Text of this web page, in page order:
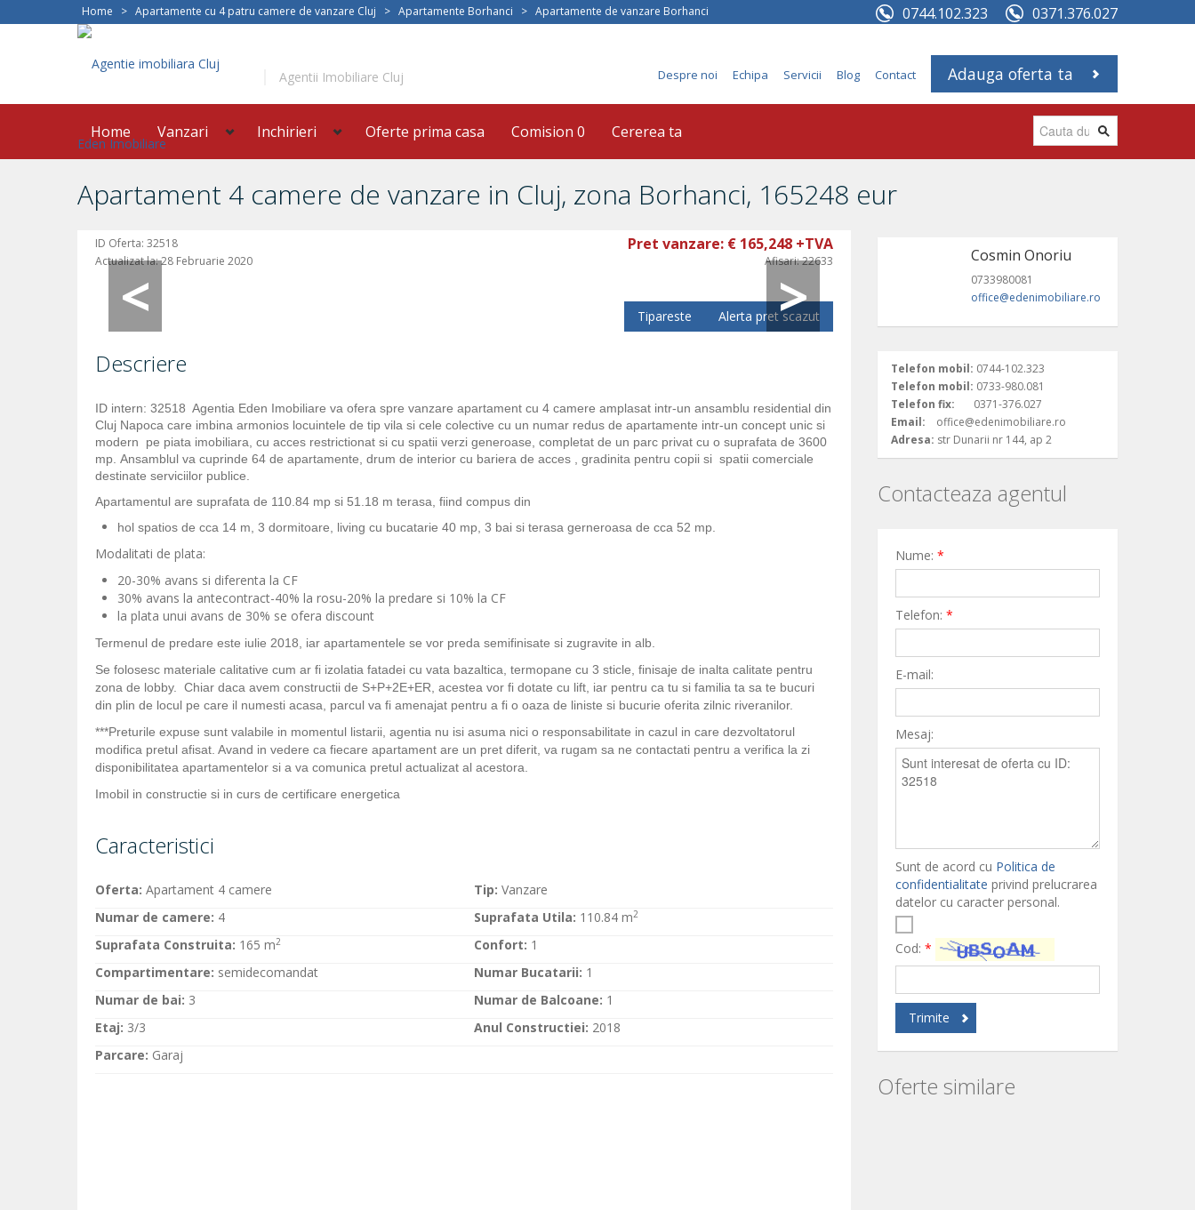
Home > Apartamente cu 4 patru camere de vanzare Cluj > Apartamente Borhanci > Apartamente de vanzare Borhanci 0744.102.323 0371.376.027
Agentii Imobiliare Cluj Despre noi Echipa Servicii Blog Contact Adauga oferta ta
Home Vanzari Inchirieri Oferte prima casa Comision 0 Cererea ta
Apartament 4 camere de vanzare in Cluj, zona Borhanci, 165248 eur
ID Oferta: 32518
Actualizat la:28 Februarie 2020
Pret vanzare: € 165,248 +TVA
Afisari:22633
Alerta pret scazut
Tipareste
Descriere
ID intern: 32518 Agentia Eden Imobiliare va ofera spre vanzare apartament cu 4 camere amplasat intr-un ansamblu residential din
Cluj Napoca care imbina armonios locuintele de tip vila si cele colective cu un numar redus de apartamente intr-un concept unic si
modern pe piata imobiliara, cu acces restrictionat si cu spatii verzi generoase, completat de un parc privat cu o suprafata de 3600
mp. Ansamblul va cuprinde 64 de apartamente, drum de interior cu bariera de acces , gradinita pentru copii si spatii comerciale
destinate serviciilor publice.
Apartamentul are suprafata de 110.84 mp si 51.18 m terasa, fiind compus din
hol spatios de cca 14 m, 3 dormitoare, living cu bucatarie 40 mp, 3 bai si terasa gerneroasa de cca 52 mp.
Modalitati de plata:
20-30% avans si diferenta la CF
30% avans la antecontract-40% la rosu-20% la predare si 10% la CF
la plata unui avans de 30% se ofera discount
Termenul de predare este iulie 2018, iar apartamentele se vor preda semifinisate si zugravite in alb.
Se folosesc materiale calitative cum ar fi izolatia fatadei cu vata bazaltica, termopane cu 3 sticle, finisaje de inalta calitate pentru
zona de lobby. Chiar daca avem constructii de S+P+2E+ER, acestea vor fi dotate cu lift, iar pentru ca tu si familia ta sa te bucuri
din plin de locul pe care il numesti acasa, parcul va fi amenajat pentru a fi o oaza de liniste si bucurie oferita zilnic riveranilor.
***Preturile expuse sunt valabile in momentul listarii, agentia nu isi asuma nici o responsabilitate in cazul in care dezvoltatorul
modifica pretul afisat. Avand in vedere ca fiecare apartament are un pret diferit, va rugam sa ne contactati pentru a verifica la zi
disponibilitatea apartamentelor si a va comunica pretul actualizat al acestora.
Imobil in constructie si in curs de certificare energetica
Caracteristici
Oferta: Apartament 4 camere Tip: Vanzare
Numar de camere: 4 Suprafata Utila: 110.84 m2
Suprafata Construita: 165 m2 Confort: 1
Compartimentare: semidecomandat Numar Bucatarii: 1
Numar de bai: 3 Numar de Balcoane: 1
Etaj: 3/3 Anul Constructiei: 2018
Parcare: Garaj
Cosmin Onoriu
0733980081
office@edenimobiliare.ro
Telefon mobil: 0744-102.323
Telefon mobil: 0733-980.081
Telefon fix: 0371-376.027
Email: office@edenimobiliare.ro
Adresa: str Dunarii nr 144, ap 2
Contacteaza agentul
Nume: *
Telefon: *
E-mail:
Mesaj:
Sunt de acord cu Politica de
confidentialitate privind prelucrarea
datelor cu caracter personal.
Cod: *
Trimite
Oferte similare